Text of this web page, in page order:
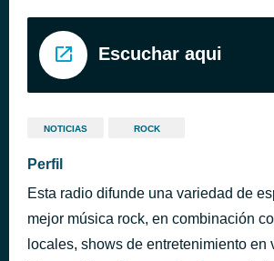
Escuchar aqui
NOTICIAS ROCK
Perfil
Esta radio difunde una variedad de
mejor música rock, en combinación
locales, shows de entretenimiento en